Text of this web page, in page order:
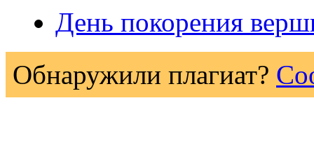
День покорения
Обнаружили плагиат?